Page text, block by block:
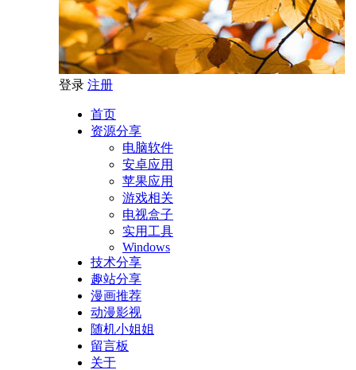
登录 注册
首页
资源分享
电脑软件
安卓应用
苹果应用
游戏相关
电视盒子
实用工具
Windows
技术分享
趣站分享
漫画推荐
动漫影视
随机小姐姐
留言板
关于